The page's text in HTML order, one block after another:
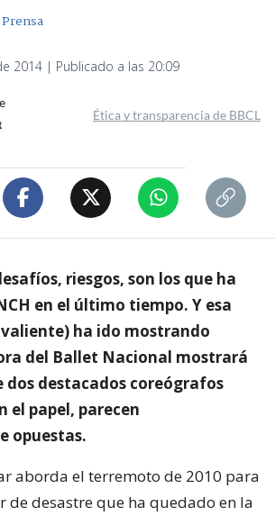
2014 | Publicado a las 20:09
Ética y transparencia de BBCL
riesgos, son los que ha
en el último tiempo. Y esa
ha ido mostrando
del Ballet Nacional mostrará
dos destacados coreógrafos
el papel, parecen
opuestas.
aborda el terremoto de 2010 para
desastre que ha quedado en la